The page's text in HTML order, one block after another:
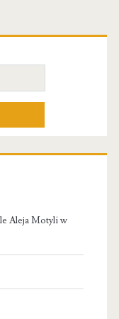
Aleja Motyli w